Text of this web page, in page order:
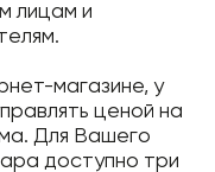
лицам и
магазине, у
ценой на
Для Вашего
доступно три